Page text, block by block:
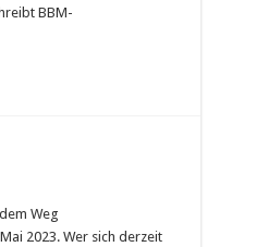
BBM-
Weg
2023. Wer sich derzeit